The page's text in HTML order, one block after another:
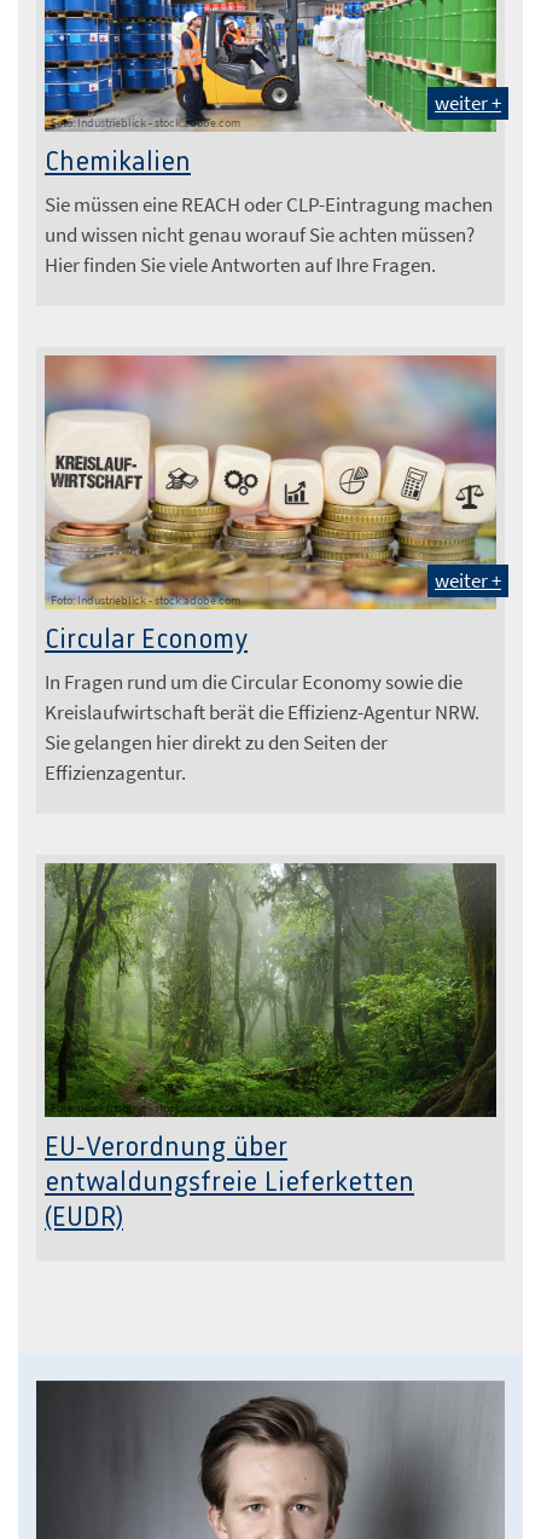
Foto: Industrieblick - stock.adobe.com
weiter +
Chemikalien
Sie müssen eine REACH oder CLP-Eintragung machen
und wissen nicht genau worauf Sie achten müssen?
Hier finden Sie viele Antworten auf Ihre Fragen.
Foto: Industrieblick - stock.adobe.com
weiter +
Circular Economy
In Fragen rund um die Circular Economy sowie die
Kreislaufwirtschaft berät die Effizienz-Agentur NRW.
Sie gelangen hier direkt zu den Seiten der
Effizienzagentur.
Foto: quickshooting - stock.adobe.com
EU-Verordnung über
entwaldungsfreie Lieferketten
(EUDR)